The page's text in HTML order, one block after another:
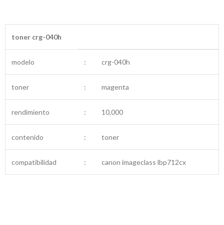
toner crg-040h
modelo : crg-040h
toner : magenta
rendimiento : 10,000
contenido : toner
compatibilidad : canon imageclass lbp712cx